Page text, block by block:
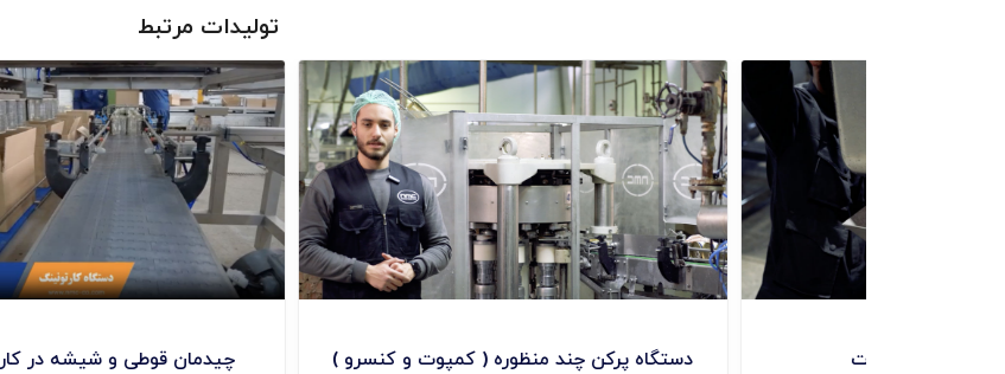
تولیدات مرتبط
دستگاه پرکن چند منظوره ( کمپوت و کنسرو ) دستگاه پوست گیر اتومات